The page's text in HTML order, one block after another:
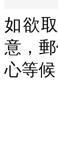
如欲
意，
心等候